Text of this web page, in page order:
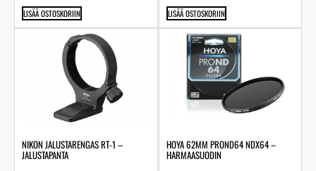
LISÄÄ OSTOSKORIIN LISÄÄ OSTOSKORIIN
NIKON JALUSTARENGAS RT-1 –
JALUSTAPANTA
HOYA 62MM PROND64 NDX64 –
HARMAASUODIN